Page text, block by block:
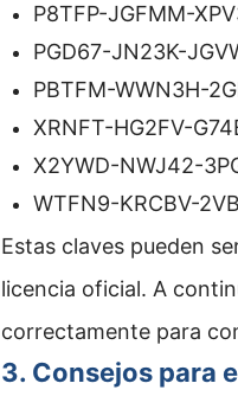
P8TFP-JGFMM-
PGD67-JN23K-
PBTFM-WWN3H-
XRNFT-HG2FV-
X2YWD-NWJ42-
WTFN9-KRCBV-
Estas claves pueden
licencia oficial. A
correctamente para
3. Consejos para